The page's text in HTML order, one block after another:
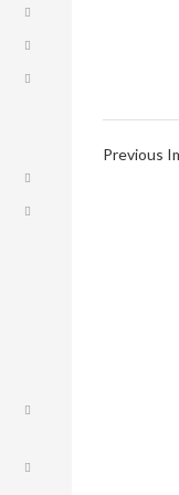
Previous